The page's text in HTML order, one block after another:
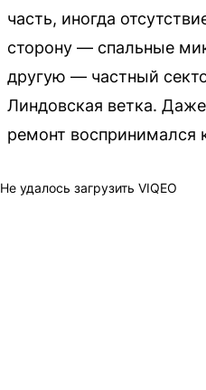
часть, иногда
сторону — спальные
другую — частный
Линдовская ветка.
ремонт воспринимался
Не удалось загрузить VIQEO